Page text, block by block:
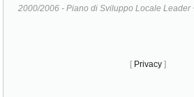
2000/2006 - Piano di Sviluppo Locale Leader
[ Privacy ]